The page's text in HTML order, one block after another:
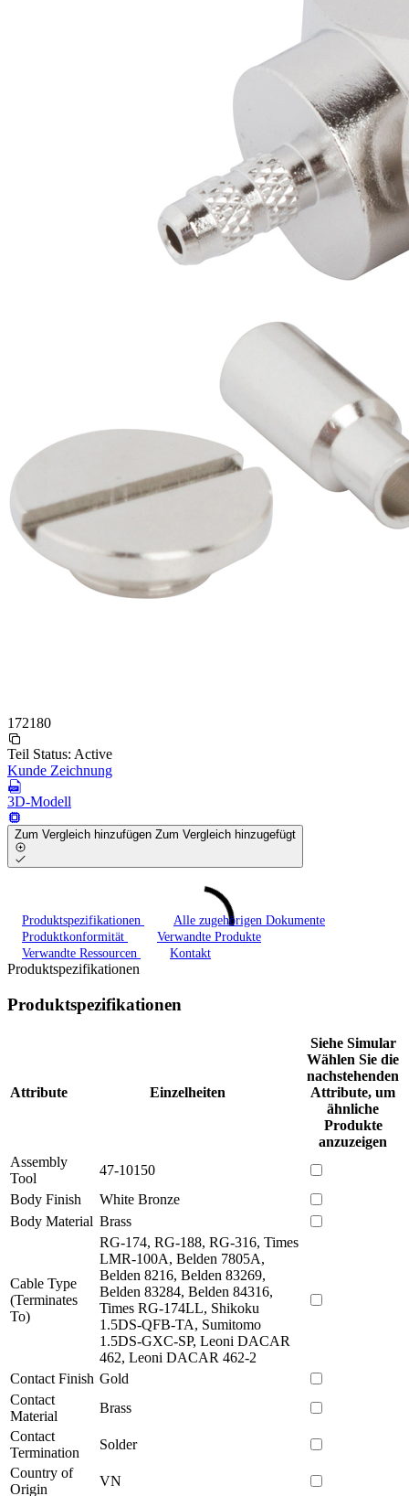
172180
Teil Status: Active
Kunde Zeichnung
3D-Modell
Zum Vergleich hinzufügen Zum Vergleich hinzugefügt
Produktspezifikationen
Alle zugehörigen Dokumente
Produktkonformität
Verwandte Produkte
Verwandte Ressourcen
Kontakt
Produktspezifikationen
Produktspezifikationen
Attribute Einzelheiten
Siehe Simular
Wählen Sie die
nachstehenden
Attribute, um
ähnliche
Produkte
anzuzeigen
Assembly
Tool
47-10150
Body Finish
White Bronze
Body Material Brass
Cable Type
(Terminates
To)
RG-174, RG-188, RG-316, Times
LMR-100A, Belden 7805A,
Belden 8216, Belden 83269,
Belden 83284, Belden 84316,
Times RG-174LL, Shikoku
1.5DS-QFB-TA, Sumitomo
1.5DS-GXC-SP, Leoni DACAR
462, Leoni DACAR 462-2
Contact Finish Gold
Contact
Material
Brass
Contact
Termination
Solder
Country of
Origin
VN